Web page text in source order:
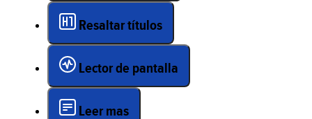
Resaltar títulos
Lector de pantalla
Leer mas